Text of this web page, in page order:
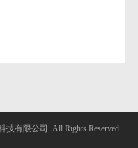
技有限公司 All Rights Reserved.